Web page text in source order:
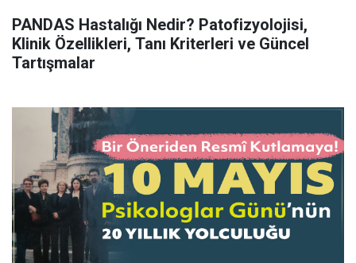
PANDAS Hastalığı Nedir? Patofizyolojisi,
Klinik Özellikleri, Tanı Kriterleri ve Güncel
Tartışmalar